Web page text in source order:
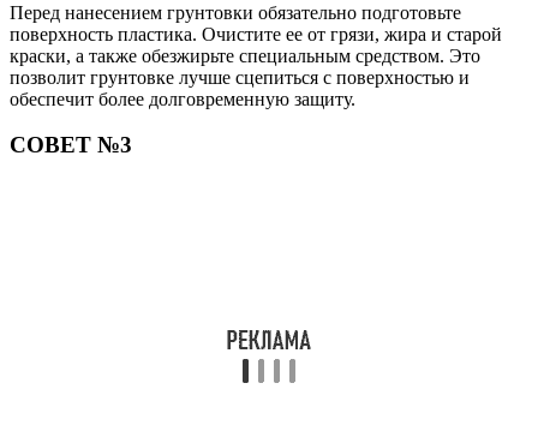
Перед нанесением грунтовки обязательно подготовьте
поверхность пластика. Очистите ее от грязи, жира и старой
краски, а также обезжирьте специальным средством. Это
позволит грунтовке лучше сцепиться с поверхностью и
обеспечит более долговременную защиту.
СОВЕТ №3